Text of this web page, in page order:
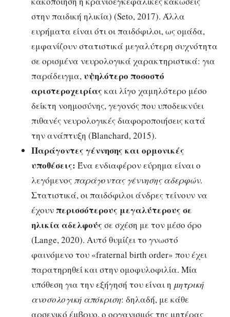
στην παιδική ηλικία) (Seto, 2017). Άλλα
ευρήματα είναι ότι οι παιδόφιλοι, ως ομάδα,
εμφανίζουν στατιστικά μεγαλύτερη συχνότητα
σε ορισμένα νευρολογικά χαρακτηριστικά: για
παράδειγμα,υψηλότερο ποσοστό
αριστεροχειρίας και λίγο χαμηλότερο μέσο
δείκτη νοημοσύνης, γεγονός που υποδεικνύει
πιθανές νευρολογικές διαφοροποιήσεις κατά
την ανάπτυξη (Blanchard, 2015).
Παράγοντες γέννησης και ορμονικές
υποθέσεις: Ένα ενδιαφέρον εύρημα είναι ο
λεγόμενος παράγοντας γέννησης αδερφών.
Στατιστικά, οι παιδόφιλοι άνδρες τείνουν να
έχουνπερισσότερους μεγαλύτερους σε
ηλικία αδελφούς σε σχέση με τον μέσο όρο
(Lange, 2020). Αυτό θυμίζει το γνωστό
φαινόμενο του «fraternal birth order» που έχει
παρατηρηθεί και στην ομοφυλοφιλία. Μία
υπόθεση για την εξήγησή του είναι η μητρική
ανοσολογική απόκριση: δηλαδή, με κάθε
αρσενικό έμβρυο, ο οργανισμός της μητέρας